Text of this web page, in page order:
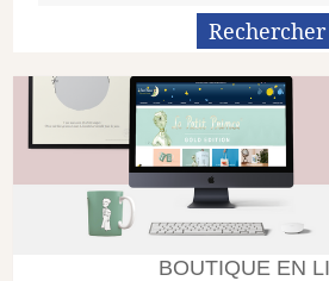
BOUTIQUE EN